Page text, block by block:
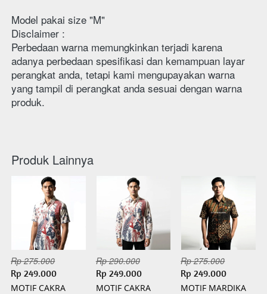
Model pakai size "M"
Disclaimer :
Perbedaan warna memungkinkan terjadi karena
adanya perbedaan spesifikasi dan kemampuan layar
perangkat anda, tetapi kami mengupayakan warna
yang tampil di perangkat anda sesuai dengan warna
produk.
Produk Lainnya
Rp 275.000
Rp 249.000
MOTIF CAKRA
Rp 290.000
Rp 249.000
MOTIF CAKRA
Rp 275.000
Rp 249.000
MOTIF MARDIKA